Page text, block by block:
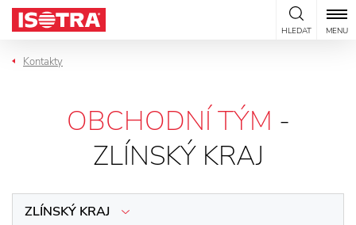
Přeskočit na obsah
HLEDAT MENU
Kontakty
OBCHODNÍ TÝM -
ZLÍNSKÝ KRAJ
ZLÍNSKÝ KRAJ